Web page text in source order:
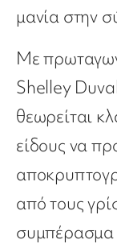
μανία στην
Με
Shelley
θεωρείται
είδους να
από τους
συμπέρασμα